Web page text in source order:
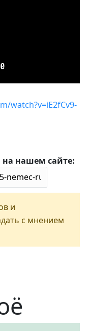
watch?v=iE2fCv9-
на нашем сайте:
и
с мнением